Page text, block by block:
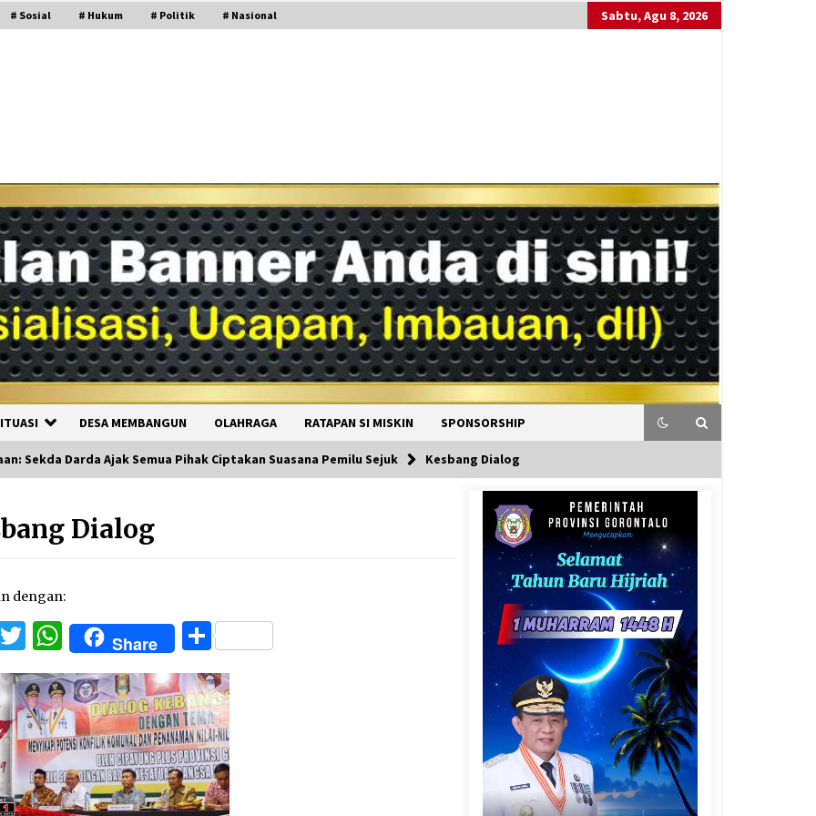
# Sosial # Hukum # Politik # Nasional Sabtu, Agu 8, 2026
DESA MEMBANGUN OLAHRAGA RATAPAN SI MISKIN SPONSORSHIP
Sekda Darda Ajak Semua Pihak Ciptakan Suasana Pemilu Sejuk Kesbang Dialog
Dialog
dengan:
Twitter
WhatsApp
Share Share